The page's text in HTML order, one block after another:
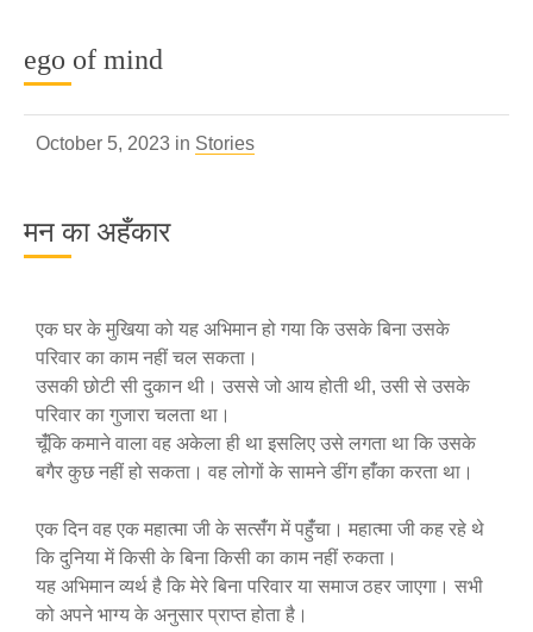
ego of mind
October 5, 2023 in Stories
मन का अहँकार
एक घर के मुखिया को यह अभिमान हो गया कि उसके बिना उसके
परिवार का काम नहीं चल सकता।
उसकी छोटी सी दुकान थी। उससे जो आय होती थी, उसी से उसके
परिवार का गुजारा चलता था।
चूंँकि कमाने वाला वह अकेला ही था इसलिए उसे लगता था कि उसके
बगैर कुछ नहीं हो सकता। वह लोगों के सामने डींग हांँका करता था।
एक दिन वह एक महात्मा जी के सत्संँग में पहुंँचा। महात्मा जी कह रहे थे
कि दुनिया में किसी के बिना किसी का काम नहीं रुकता।
यह अभिमान व्यर्थ है कि मेरे बिना परिवार या समाज ठहर जाएगा। सभी
को अपने भाग्य के अनुसार प्राप्त होता है।